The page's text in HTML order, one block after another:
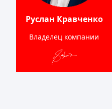
Руслан Кравченко
Владелец компании